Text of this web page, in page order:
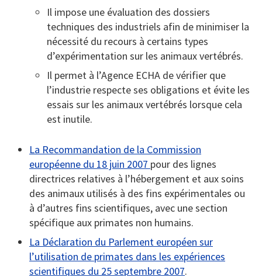
Il impose une évaluation des dossiers
techniques des industriels afin de minimiser la
nécessité du recours à certains types
d’expérimentation sur les animaux vertébrés.
Il permet à l’Agence ECHA de vérifier que
l’industrie respecte ses obligations et évite les
essais sur les animaux vertébrés lorsque cela
est inutile.
La Recommandation de la Commission
européenne du 18 juin 2007 pour des lignes
directrices relatives à l’hébergement et aux soins
des animaux utilisés à des fins expérimentales ou
à d’autres fins scientifiques, avec une section
spécifique aux primates non humains.
La Déclaration du Parlement européen sur
l’utilisation de primates dans les expériences
scientifiques du 25 septembre 2007.